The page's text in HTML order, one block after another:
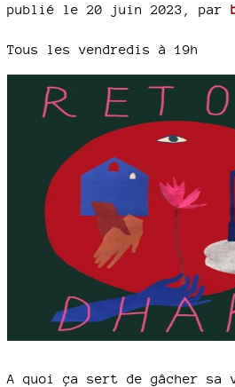
publié le 20 juin 2023 par
Tous les vendredis à 19h
A quoi ça sert de gâcher sa